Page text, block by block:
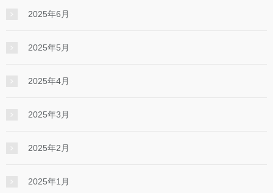
2025年6月
2025年5月
2025年4月
2025年3月
2025年2月
2025年1月